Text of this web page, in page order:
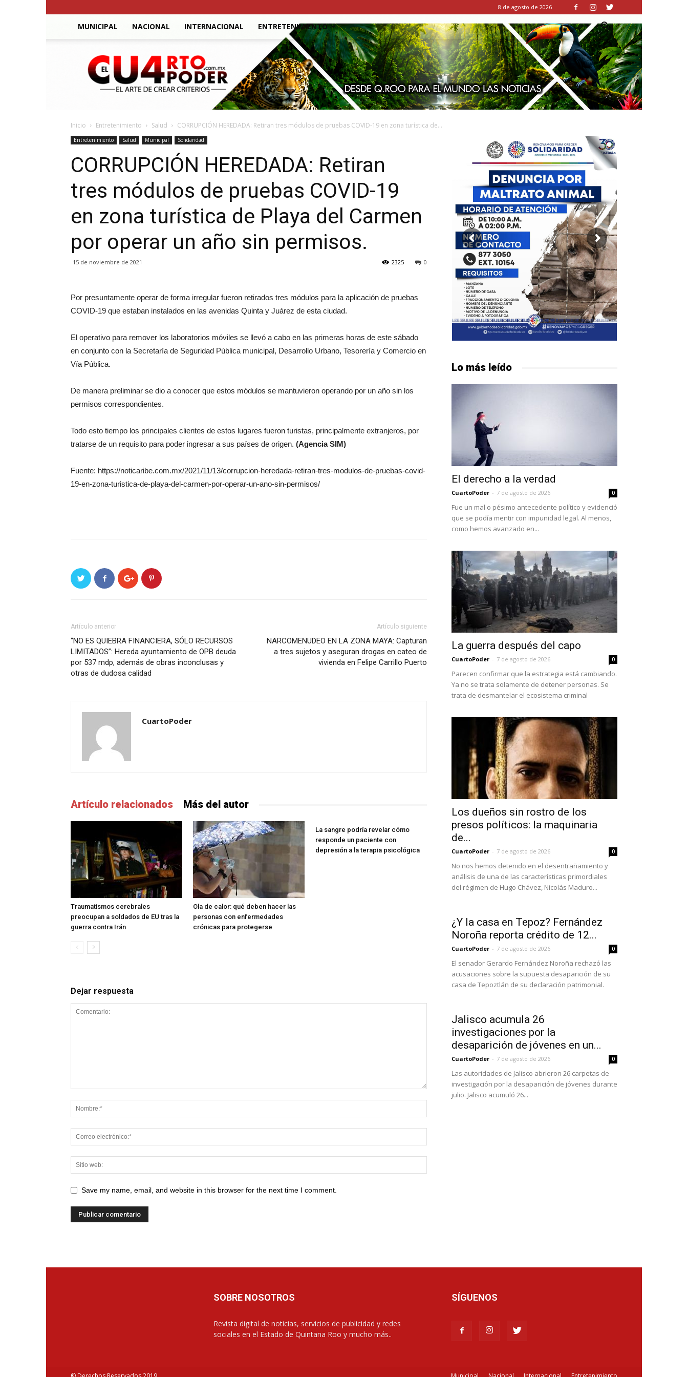
8 de agosto de 2026
MUNICIPAL NACIONAL INTERNACIONAL ENTRETENIMIENTO
El
Cuarto
Poder
Inicio Entretenimiento Salud CORRUPCIÓN HEREDADA: Retiran tres módulos de pruebas COVID-19 en zona turística de...
Entretenimiento Salud Municipal Solidaridad
CORRUPCIÓN HEREDADA: Retiran
tres módulos de pruebas COVID-19
en zona turística de Playa del Carmen
por operar un año sin permisos.
15 de noviembre de 2021 0
2325
Por presuntamente operar de forma irregular fueron retirados tres módulos para la aplicación de pruebas
COVID-19 que estaban instalados en las avenidas Quinta y Juárez de esta ciudad.
El operativo para remover los laboratorios móviles se llevó a cabo en las primeras horas de este sábado
en conjunto con la Secretaría de Seguridad Pública municipal, Desarrollo Urbano, Tesorería y Comercio en
Vía Pública.
De manera preliminar se dio a conocer que estos módulos se mantuvieron operando por un año sin los
permisos correspondientes.
Todo esto tiempo los principales clientes de estos lugares fueron turistas, principalmente extranjeros, por
tratarse de un requisito para poder ingresar a sus países de origen. (Agencia SIM)
Fuente: https://noticaribe.com.mx/2021/11/13/corrupcion-heredada-retiran-tres-modulos-de-pruebas-covid-
19-en-zona-turistica-de-playa-del-carmen-por-operar-un-ano-sin-permisos/
Artículo anterior
“NO ES QUIEBRA FINANCIERA, SÓLO RECURSOS
LIMITADOS”: Hereda ayuntamiento de OPB deuda
por 537 mdp, además de obras inconclusas y
otras de dudosa calidad
Artículo siguiente
NARCOMENUDEO EN LA ZONA MAYA: Capturan
a tres sujetos y aseguran drogas en cateo de
vivienda en Felipe Carrillo Puerto
CuartoPoder
Artículo relacionados Más del autor
Traumatismos cerebrales
preocupan a soldados de EU tras la
guerra contra Irán
Ola de calor: qué deben hacer las
personas con enfermedades
crónicas para protegerse
La sangre podría revelar cómo
responde un paciente con
depresión a la terapia psicológica
Dejar respuesta
Save my name, email, and website in this browser for the next time I comment.
Lo más leído
El derecho a la verdad
CuartoPoder - 7 de agosto de 2026 0
Fue un mal o pésimo antecedente político y evidenció
que se podía mentir con impunidad legal. Al menos,
como hemos avanzado en...
La guerra después del capo
CuartoPoder - 7 de agosto de 2026 0
Parecen confirmar que la estrategia está cambiando.
Ya no se trata solamente de detener personas. Se
trata de desmantelar el ecosistema criminal
Los dueños sin rostro de los
presos políticos: la maquinaria
de...
CuartoPoder - 7 de agosto de 2026 0
No nos hemos detenido en el desentrañamiento y
análisis de una de las características primordiales
del régimen de Hugo Chávez, Nicolás Maduro...
¿Y la casa en Tepoz? Fernández
Noroña reporta crédito de 12...
CuartoPoder - 7 de agosto de 2026 0
El senador Gerardo Fernández Noroña rechazó las
acusaciones sobre la supuesta desaparición de su
casa de Tepoztlán de su declaración patrimonial.
Jalisco acumula 26
investigaciones por la
desaparición de jóvenes en un...
CuartoPoder - 7 de agosto de 2026 0
Las autoridades de Jalisco abrieron 26 carpetas de
investigación por la desaparición de jóvenes durante
julio. Jalisco acumuló 26...
SOBRE NOSOTROS
Revista digital de noticias, servicios de publicidad y redes
sociales en el Estado de Quintana Roo y mucho más..
SÍGUENOS